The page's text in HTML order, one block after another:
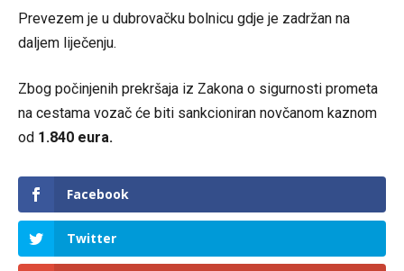
Prevezem je u dubrovačku bolnicu gdje je zadržan na
daljem liječenju.
Zbog počinjenih prekršaja iz Zakona o sigurnosti prometa
na cestama vozač će biti sankcioniran novčanom kaznom
od 1.840 eura.
Facebook
Twitter